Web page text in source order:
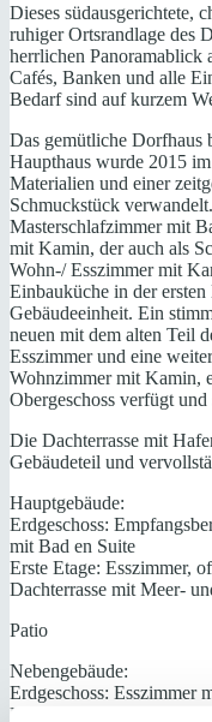
Dieses südausgerichtete,
ruhiger Ortsrandlage des
herrlichen Panoramablick
Cafés, Banken und alle
Bedarf sind auf kurzem
Das gemütliche Dorfhaus
Haupthaus wurde 2015
Materialien und einer
Schmuckstück
Masterschlafzimmer mit
mit Kamin, der auch als
Wohn-/ Esszimmer mit
Einbauküche in der
Gebäudeeinheit. Ein
neuen mit dem alten Teil
Esszimmer und eine
Wohnzimmer mit Kamin,
Obergeschoss verfügt
Die Dachterrasse mit
Gebäudeteil und
Hauptgebäude:
Erdgeschoss:
mit Bad en Suite
Erste Etage: Esszimmer,
Dachterrasse mit Meer-
Patio
Nebengebäude:
Erdgeschoss: Esszimmer
Erste Etage: